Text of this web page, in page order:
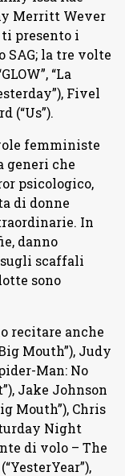
Merritt Wever
ti presento i
SAG; la tre volte
“La
Fivel
(“Us”).
femministe
generi che
psicologico,
di donne
In
danno
scaffali
sono
recitare anche
Mouth”), Judy
Man: No
Jake Johnson
Mouth”), Chris
Night
di volo – The